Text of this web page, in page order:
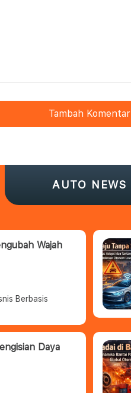
Tambah Komentar
AUTO NEWS
Wajah
Berbasis
Daya